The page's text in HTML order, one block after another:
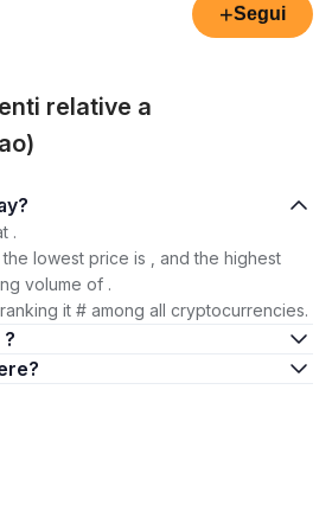
+Segui
relative a
today?
.
lowest price is , and the highest
volume of .
it # among all cryptocurrencies.
?
there?